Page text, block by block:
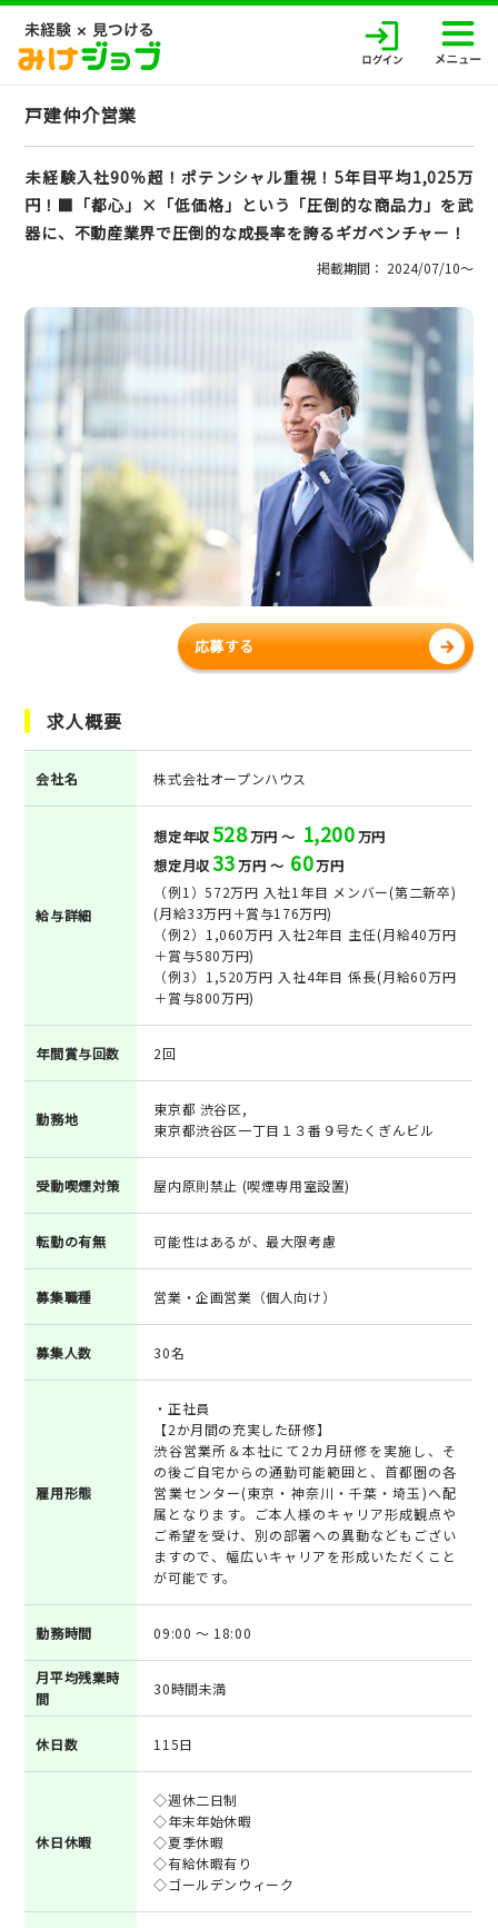
戸建仲介営業
未経験入社90％超！ポテンシャル重視！5年目平均1,025万
円！■「都心」×「低価格」という「圧倒的な商品力」を武
器に、不動産業界で圧倒的な成長率を誇るギガベンチャー！
掲載期間： 2024/07/10〜
応募する
求人概要
会社名 株式会社オープンハウス
給与詳細
想定年収528万円 ～ 1,200万円
想定月収33万円 ～ 60万円
（例1）572万円 入社1年目 メンバー(第二新卒)
(月給33万円＋賞与176万円)
（例2）1,060万円 入社2年目 主任(月給40万円
＋賞与580万円)
（例3）1,520万円 入社4年目 係長(月給60万円
＋賞与800万円)
年間賞与回数 2回
勤務地
東京都 渋谷区,
東京都渋谷区一丁目１３番９号たくぎんビル
受動喫煙対策 屋内原則禁止 (喫煙専用室設置)
転勤の有無 可能性はあるが、最大限考慮
募集職種 営業・企画営業（個人向け）
募集人数 30名
雇用形態
・正社員
【2か月間の充実した研修】
渋谷営業所＆本社にて2カ月研修を実施し、そ
の後ご自宅からの通勤可能範囲と、首都圏の各
営業センター(東京・神奈川・千葉・埼玉)へ配
属となります。ご本人様のキャリア形成観点や
ご希望を受け、別の部署への異動などもござい
ますので、幅広いキャリアを形成いただくこと
が可能です。
勤務時間 09:00 ～ 18:00
月平均残業時
間
30時間未満
休日数 115日
休日休暇
◇週休二日制
◇年末年始休暇
◇夏季休暇
◇有給休暇有り
◇ゴールデンウィーク